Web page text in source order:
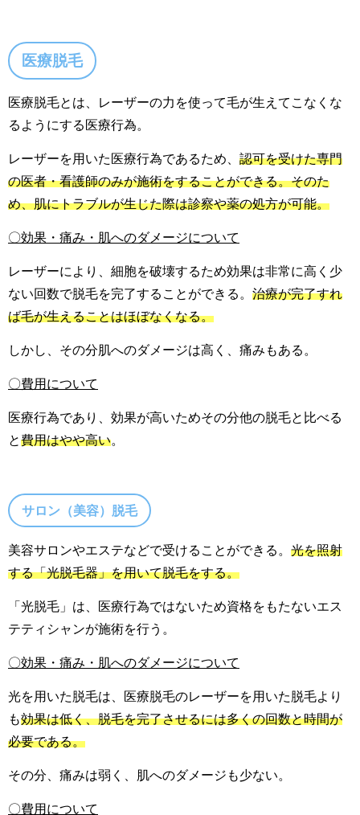
医療脱毛
医療脱毛とは、レーザーの力を使って毛が生えてこなくな
るようにする医療行為。
レーザーを用いた医療行為であるため、 認可を受けた専門
の医者・看護師のみが施術をすることができる。そのた
め、肌にトラブルが生じた際は診察や薬の処方が可能。
〇効果・痛み・肌へのダメージについて
レーザーにより、細胞を破壊するため効果は非常に高く少
ない回数で脱毛を完了することができる。 治療が完了すれ
ば毛が生えることはほぼなくなる。
しかし、その分肌へのダメージは高く、痛みもある。
〇費用について
医療行為であり、効果が高いためその分他の脱毛と比べる
と費用はやや高い。
サロン（美容）脱毛
美容サロンやエステなどで受けることができる。 光を照射
する「光脱毛器」を用いて脱毛をする。
「光脱毛」は、医療行為ではないため資格をもたないエス
テティシャンが施術を行う。
〇効果・痛み・肌へのダメージについて
光を用いた脱毛は、医療脱毛のレーザーを用いた脱毛より
も効果は低く、脱毛を完了させるには多くの回数と時間が
必要である。
その分、痛みは弱く、肌へのダメージも少ない。
〇費用について